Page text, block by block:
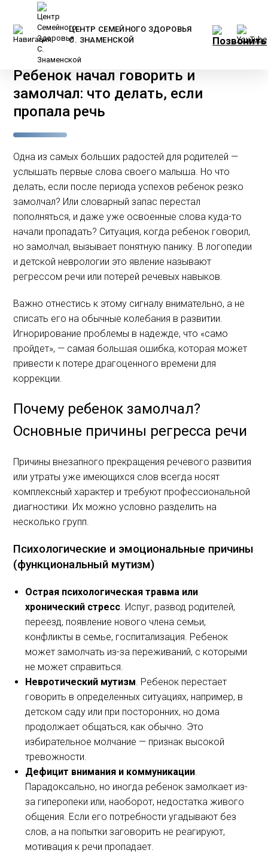
ЦЕНТР СЕМЕЙНОГО ЗДОРОВЬЯ
С. ЗНАМЕНСКОЙ
Главная
/
Ребенок начал говорить и
замолчал: что делать, если
пропала речь
Одна из самых больших радостей для родителей —
услышать первые слова своего малыша. Но что
делать, если после периода успехов ребенок резко
замолчал? Или словарный запас перестал
пополняться, и даже уже освоенные слова куда-то
начали пропадать? Ситуация, когда ребенок говорил,
но замолчал, вызывает понятную панику. В логопедии
и детской неврологии это явление называют
регрессом речи или потерей речевых навыков.
Важно отнестись к этому сигналу внимательно, а не
списать его на обычные колебания в развитии.
Игнорирование проблемы в надежде, что «само
пройдет», — самая большая ошибка, которая может
привести к потере драгоценного времени для
коррекции.
Почему ребенок замолчал?
Основные причины регресса речи
Причины внезапного прекращения речевого развития
или утраты уже имеющихся слов всегда носят
комплексный характер и требуют профессиональной
диагностики. Их можно условно разделить на
несколько групп.
Психологические и эмоциональные причины
(функциональный мутизм)
Острая психологическая травма или
хронический стресс. Испуг, развод родителей,
переезд, появление нового члена семьи,
конфликты в семье, госпитализация. Ребенок
может замолчать из-за переживаний, с которыми
не может справиться.
Невротический мутизм. Ребенок перестает
говорить в определенных ситуациях, например, в
детском саду или при посторонних, но дома
продолжает общаться, как обычно. Это
избирательное молчание — признак высокой
тревожности.
Дефицит внимания и коммуникации.
Парадоксально, но иногда ребенок замолкает из-
за гиперопеки или, наоборот, недостатка живого
общения. Если его потребности угадывают без
слов, а на попытки заговорить не реагируют,
мотивация к речи пропадает.